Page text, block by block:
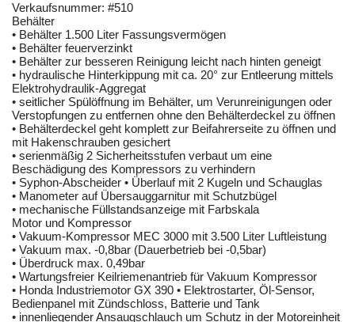
Verkaufsnummer: #510
Behälter
• Behälter 1.500 Liter Fassungsvermögen
• Behälter feuerverzinkt
• Behälter zur besseren Reinigung leicht nach hinten geneigt
• hydraulische Hinterkippung mit ca. 20° zur Entleerung mittels
Elektrohydraulik-Aggregat
• seitlicher Spülöffnung im Behälter, um Verunreinigungen oder
Verstopfungen zu entfernen ohne den Behälterdeckel zu öffnen
• Behälterdeckel geht komplett zur Beifahrerseite zu öffnen und
mit Hakenschrauben gesichert
• serienmäßig 2 Sicherheitsstufen verbaut um eine
Beschädigung des Kompressors zu verhindern
• Syphon-Abscheider • Überlauf mit 2 Kugeln und Schauglas
• Manometer auf Übersauggarnitur mit Schutzbügel
• mechanische Füllstandsanzeige mit Farbskala
Motor und Kompressor
• Vakuum-Kompressor MEC 3000 mit 3.500 Liter Luftleistung
• Vakuum max. -0,8bar (Dauerbetrieb bei -0,5bar)
• Überdruck max. 0,49bar
• Wartungsfreier Keilriemenantrieb für Vakuum Kompressor
• Honda Industriemotor GX 390 • Elektrostarter, Öl-Sensor,
Bedienpanel mit Zündschloss, Batterie und Tank
• innenliegender Ansaugschlauch um Schutz in der Motoreinheit